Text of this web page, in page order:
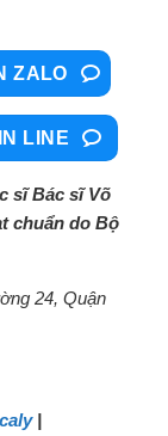
ZALO
LINE
sĩ Bác sĩ Võ
chuẩn do Bộ
24, Quận
|